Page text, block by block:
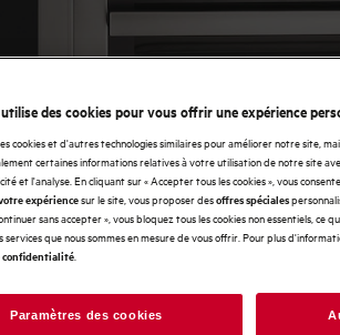
à un four séparé et à une
vous devez
acquérir une cuisinière. La
vous aimez cuisiner et vos
sur le choix à poser.
le poêle idéal pour vous.
des cookies pour vous offrir une expérience
cookies et d'autres technologies similaires pour améliorer notre site,
certaines informations relatives à votre utilisation de notre site
et l'analyse. En cliquant sur « Accepter tous les cookies », vous
expériencesur le site, vous proposer desoffres spéciales
sans accepter », vous bloquez tous les cookies non essentiels,
services que nous sommes en mesure de vous offrir. Pour plus
confidentialité
Paramètres des cookies